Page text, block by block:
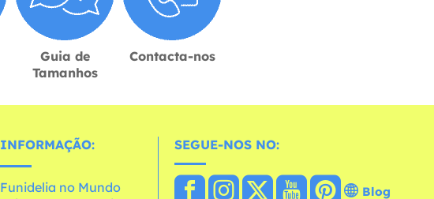
Guia de
Tamanhos
Contacta-nos
INFORMAÇÃO:
Funidelia no Mundo
SEGUE-NOS NO:
Blog